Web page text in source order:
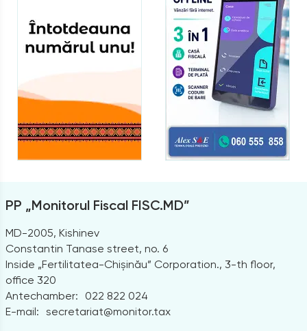
PP „Monitorul Fiscal FISC.MD”
MD-2005, Kishinev
Constantin Tanase street, no. 6
Inside „Fertilitatea-Chișinău” Corporation., 3-th floor,
office 320
Antechamber:
022 822 024
E-mail: secretariat@monitor.tax